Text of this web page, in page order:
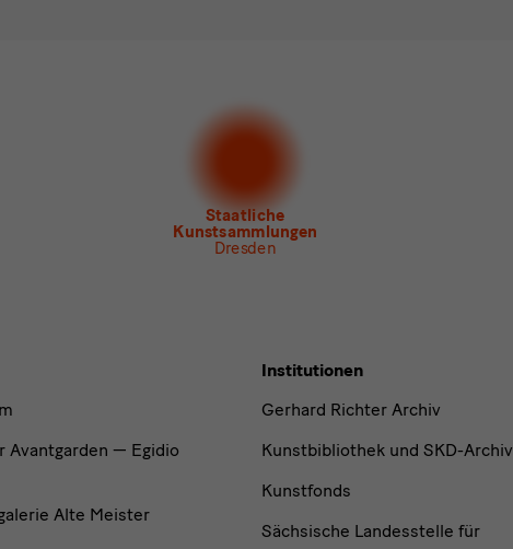
der Staatlichen Kunstsammlungen Dresden
Museum für Sächsische Volkskunst
Staatliche
Kunstsammlungen
Dresden
Avantgarden — Egidio
Alte Meister
Institutionen
Gerhard Richter Archiv
Kunstbibliothek und SKD-Archiv
Kunstfonds
Sächsische Landesstelle für